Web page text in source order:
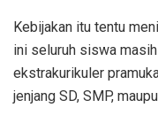
Kebijakan itu tentu
ini seluruh siswa
ekstrakurikuler
jenjang SD, SMP,